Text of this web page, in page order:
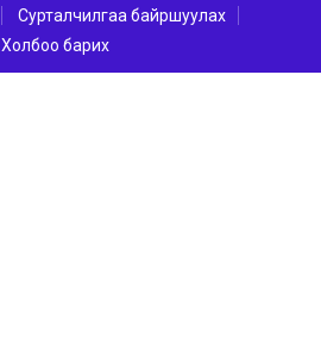
Сурталчилгаа байршуулах
Холбоо барих